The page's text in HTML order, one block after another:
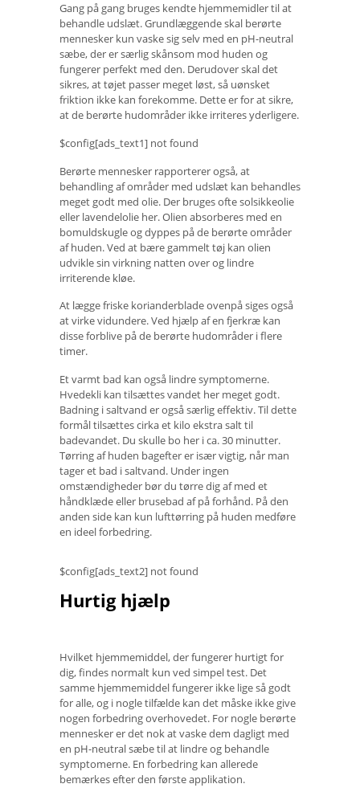
Gang på gang bruges kendte hjemmemidler til at
behandle udslæt. Grundlæggende skal berørte
mennesker kun vaske sig selv med en pH-neutral
sæbe, der er særlig skånsom mod huden og
fungerer perfekt med den. Derudover skal det
sikres, at tøjet passer meget løst, så uønsket
friktion ikke kan forekomme. Dette er for at sikre,
at de berørte hudområder ikke irriteres yderligere.
$config[ads_text1] not found
Berørte mennesker rapporterer også, at
behandling af områder med udslæt kan behandles
meget godt med olie. Der bruges ofte solsikkeolie
eller lavendelolie her. Olien absorberes med en
bomuldskugle og dyppes på de berørte områder
af huden. Ved at bære gammelt tøj kan olien
udvikle sin virkning natten over og lindre
irriterende kløe.
At lægge friske korianderblade ovenpå siges også
at virke vidundere. Ved hjælp af en fjerkræ kan
disse forblive på de berørte hudområder i flere
timer.
Et varmt bad kan også lindre symptomerne.
Hvedekli kan tilsættes vandet her meget godt.
Badning i saltvand er også særlig effektiv. Til dette
formål tilsættes cirka et kilo ekstra salt til
badevandet. Du skulle bo her i ca. 30 minutter.
Tørring af huden bagefter er især vigtig, når man
tager et bad i saltvand. Under ingen
omstændigheder bør du tørre dig af med et
håndklæde eller brusebad af på forhånd. På den
anden side kan kun lufttørring på huden medføre
en ideel forbedring.
$config[ads_text2] not found
Hurtig hjælp
Hvilket hjemmemiddel, der fungerer hurtigt for
dig, findes normalt kun ved simpel test. Det
samme hjemmemiddel fungerer ikke lige så godt
for alle, og i nogle tilfælde kan det måske ikke give
nogen forbedring overhovedet. For nogle berørte
mennesker er det nok at vaske dem dagligt med
en pH-neutral sæbe til at lindre og behandle
symptomerne. En forbedring kan allerede
bemærkes efter den første applikation.